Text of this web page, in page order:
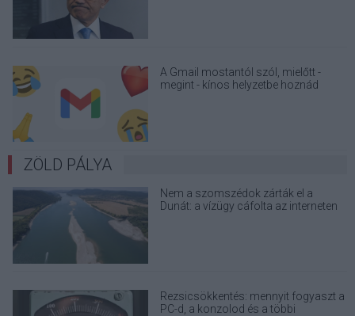
A Gmail mostantól szól, mielőtt -
megint - kínos helyzetbe hoznád
ZÖLD PÁLYA
Nem a szomszédok zárták el a
Dunát: a vízügy cáfolta az interneten
Rezsicsökkentés: mennyit fogyaszt a
PC-d, a konzolod és a többi